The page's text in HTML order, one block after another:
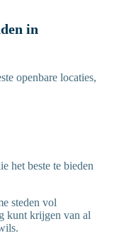
in
openbare locaties,
het beste te bieden
steden vol
kunt krijgen van al